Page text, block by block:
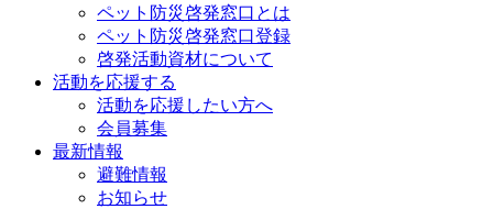
ペット防災啓発窓口とは
ペット防災啓発窓口登録
啓発活動資材について
活動を応援する
活動を応援したい方へ
会員募集
最新情報
避難情報
お知らせ